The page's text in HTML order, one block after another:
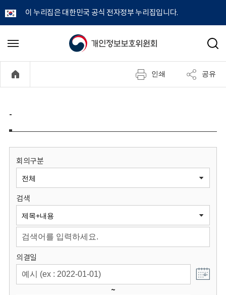
이 누리집은 대한민국 공식 전자정부 누리집입니다.
개
정
보
원
회
메
기
검
인쇄 공유
-
회의구분
검색
의결일
~